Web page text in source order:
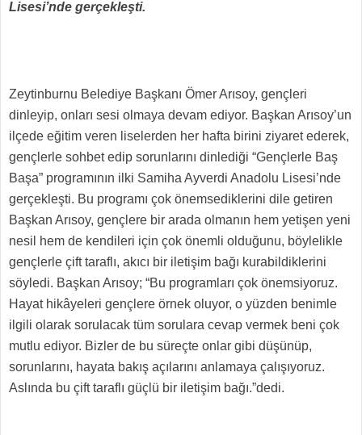
Lisesi’nde gerçekleşti.
Zeytinburnu Belediye Başkanı Ömer Arısoy, gençleri
dinleyip, onları sesi olmaya devam ediyor. Başkan Arısoy’un
ilçede eğitim veren liselerden her hafta birini ziyaret ederek,
gençlerle sohbet edip sorunlarını dinlediği “Gençlerle Baş
Başa” programının ilki Samiha Ayverdi Anadolu Lisesi’nde
gerçekleşti. Bu programı çok önemsediklerini dile getiren
Başkan Arısoy, gençlere bir arada olmanın hem yetişen yeni
nesil hem de kendileri için çok önemli olduğunu, böylelikle
gençlerle çift taraflı, akıcı bir iletişim bağı kurabildiklerini
söyledi. Başkan Arısoy; “Bu programları çok önemsiyoruz.
Hayat hikâyeleri gençlere örnek oluyor, o yüzden benimle
ilgili olarak sorulacak tüm sorulara cevap vermek beni çok
mutlu ediyor. Bizler de bu süreçte onlar gibi düşünüp,
sorunlarını, hayata bakış açılarını anlamaya çalışıyoruz.
Aslında bu çift taraflı güçlü bir iletişim bağı.”dedi.